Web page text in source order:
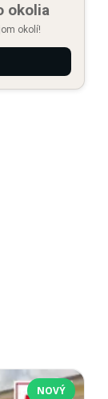
okolia
okolí!
NOVÝ